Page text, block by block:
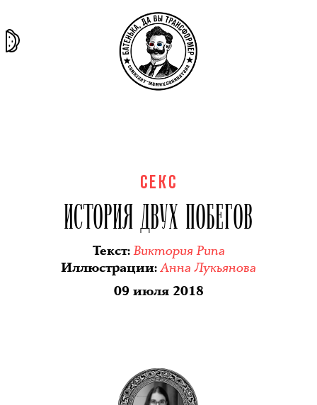
СЕКС
ИСТОРИЯ ДВУХ ПОБЕГОВ
Текст:Виктория Рипа
Иллюстрации:Анна Лукьянова
09 июля 2018